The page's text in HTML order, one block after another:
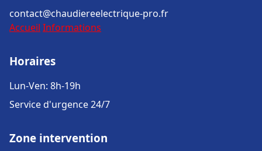
contact@chaudiereelectrique-pro.fr
Accueil Informations
Horaires
Lun-Ven: 8h-19h
Service d'urgence 24/7
Zone intervention